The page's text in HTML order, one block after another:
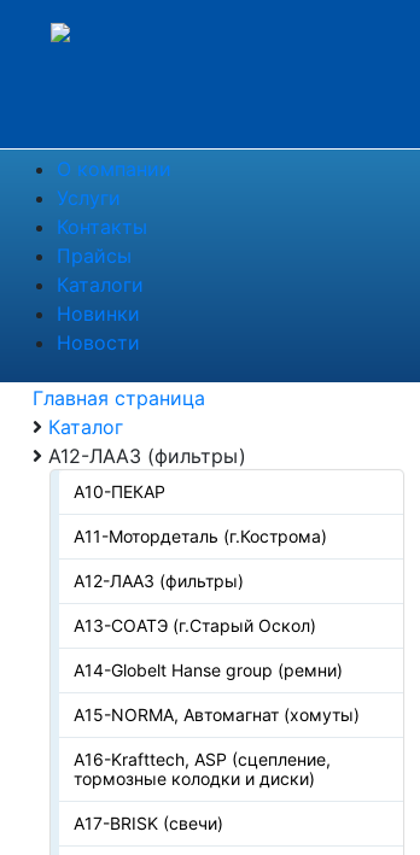
О компании
Услуги
Контакты
Прайсы
Каталоги
Новинки
Новости
Главная страница
Каталог
А12-ЛААЗ (фильтры)
А10-ПЕКАР
А11-Мотордеталь (г.Кострома)
А12-ЛААЗ (фильтры)
А13-СОАТЭ (г.Старый Оскол)
А14-Globelt Hanse group (ремни)
А15-NORMA, Автомагнат (хомуты)
А16-Krafttech, ASP (сцепление,
тормозные колодки и диски)
А17-BRISK (свечи)